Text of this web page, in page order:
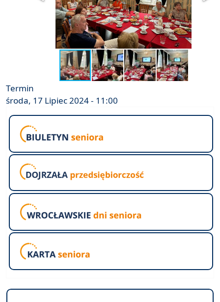
Termin
środa, 17 Lipiec 2024 - 11:00